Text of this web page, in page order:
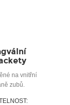
na vnitřní
zubů.